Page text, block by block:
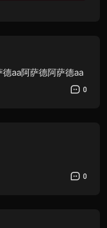
aa阿萨德阿萨德aa
0
0